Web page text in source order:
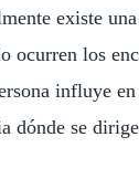
existe
ocurren los
influye
dónde se